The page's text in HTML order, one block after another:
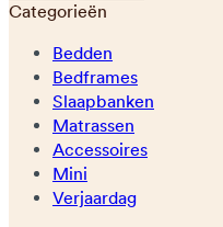
Categorieën
Bedden
Bedframes
Slaapbanken
Matrassen
Accessoires
Mini
Verjaardag